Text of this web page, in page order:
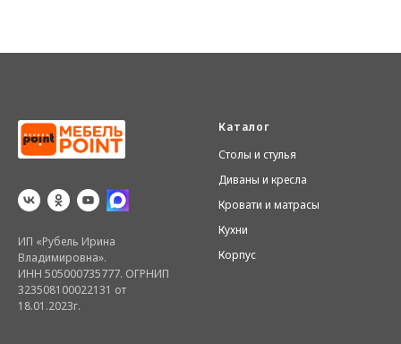
ИП «Рубель Ирина
Владимировна».
ИНН 505000735777. ОГРНИП
323508100022131 от
18.01.2023г.
Каталог
Столы и стулья
Диваны и кресла
Кровати и матрасы
Кухни
Корпус